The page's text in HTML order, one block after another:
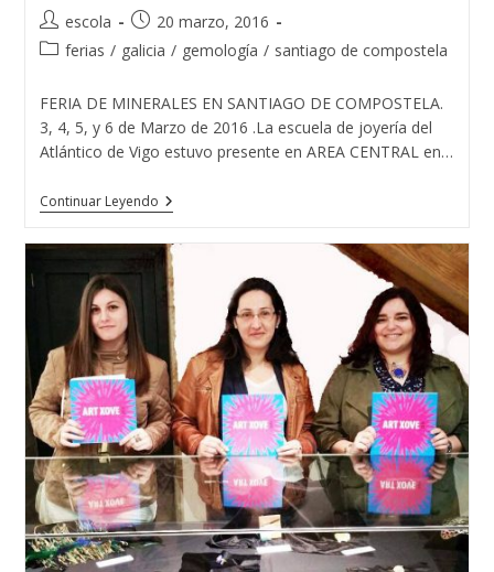
Autor
de
escola
Publicación
de
la
20 marzo, 2016
Categoría
la
entrada:
ferias / galicia / gemología / santiago de compostela
FERIA DE MINERALES EN SANTIAGO DE COMPOSTELA.
3, 4, 5, y 6 de Marzo de 2016 .La escuela de joyería del
Atlántico de Vigo estuvo presente en AREA CENTRAL en…
Continuar LeyendoLa
Escuela
Joyería
Del
Atlántico
Presente
En
La
Fería
De
Minerales
De
Santiago
De
Compostela.